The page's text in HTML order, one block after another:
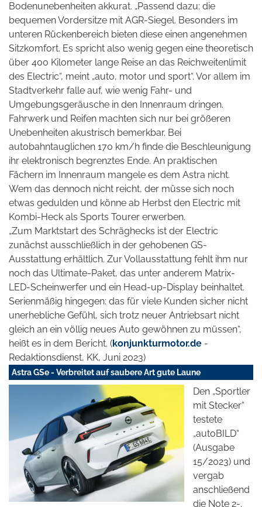
Bodenunebenheiten akkurat. „Passend dazu: die
bequemen Vordersitze mit AGR-Siegel. Besonders im
unteren Rückenbereich bieten diese einen angenehmen
Sitzkomfort. Es spricht also wenig gegen eine theoretisch
über 400 Kilometer lange Reise an das Reichweitenlimit
des Electric“, meint „auto, motor und sport“. Vor allem im
Stadtverkehr falle auf, wie wenig Fahr- und
Umgebungsgeräusche in den Innenraum dringen.
Fahrwerk und Reifen machten sich nur bei größeren
Unebenheiten akustrisch bemerkbar. Bei
autobahntauglichen 170 km/h finde die Beschleunigung
ihr elektronisch begrenztes Ende. An praktischen
Fächern im Innenraum mangele es dem Astra nicht.
Wem das dennoch nicht reicht, der müsse sich noch
etwas gedulden und könne ab Herbst den Electric mit
Kombi-Heck als Sports Tourer erwerben.
„Zum Marktstart des Schräghecks ist der Electric
zunächst ausschließlich in der gehobenen GS-
Ausstattung erhältlich. Zur Vollausstattung fehlt ihm nur
noch das Ultimate-Paket, das unter anderem Matrix-
LED-Scheinwerfer und ein Head-up-Display beinhaltet.
Serienmäßig hingegen: das für viele Kunden sicher nicht
unerhebliche Gefühl, sich trotz neuer Antriebsart nicht
gleich an ein völlig neues Auto gewöhnen zu müssen“,
heißt es in dem Bericht. (konjunkturmotor.de -
Redaktionsdienst, KK, Juni 2023)
Astra GSe - Verbreitet auf saubere Art gute Laune
Den „Sportler
mit Stecker“
testete
„autoBILD“
(Ausgabe
15/2023) und
vergab
anschließend
die Note 2-.